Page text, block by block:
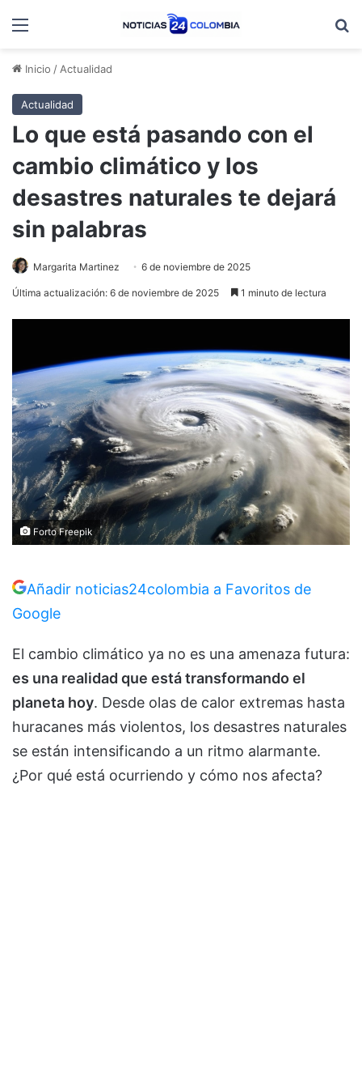
Menú
Inicio / Actualidad
Actualidad
Lo que está pasando con el
cambio climático y los
desastres naturales te dejará
sin palabras
Margarita Martinez 6 de noviembre de 2025
Última actualización: 6 de noviembre de 2025 1 minuto de lectura
Forto Freepik
Añadir noticias24colombia a Favoritos de
Google
El cambio climático ya no es una amenaza futura:
es una realidad que está transformando el
planeta hoy. Desde olas de calor extremas hasta
huracanes más violentos, los desastres naturales
se están intensificando a un ritmo alarmante.
¿Por qué está ocurriendo y cómo nos afecta?